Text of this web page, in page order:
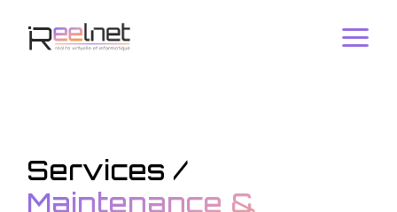
Services /
Maintenance &